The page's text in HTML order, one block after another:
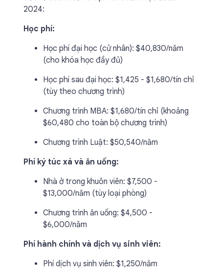
2024:
Học phí:
Học phí đại học (cử nhân): $40,830/năm
(cho khóa học đầy đủ)
Học phí sau đại học: $1,425 - $1,680/tín chỉ
(tùy theo chương trình)
Chương trình MBA: $1,680/tín chỉ (khoảng
$60,480 cho toàn bộ chương trình)
Chương trình Luật: $50,540/năm
Phí ký túc xá và ăn uống:
Nhà ở trong khuôn viên: $7,500 -
$13,000/năm (tùy loại phòng)
Chương trình ăn uống: $4,500 -
$6,000/năm
Phí hành chính và dịch vụ sinh viên:
Phí dịch vụ sinh viên: $1,250/năm